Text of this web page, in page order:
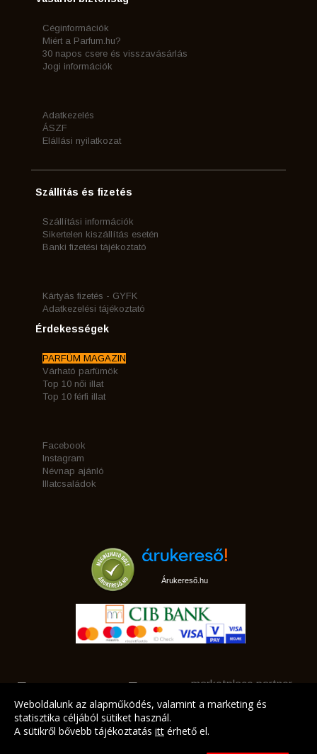
Céginformációk
Miért a Parfum.hu?
30 napos csere és visszavásárlás
Jogi információk
Adatkezelés
ÁSZF
Elállási nyilatkozat
Szállítás és fizetés
Szállítási információk
Sikertelen kiszállítás esetén
Banki fizetési tájékoztató
Kártyás fizetés - GYFK
Adatkezelési tájékoztató
Érdekességek
PARFÜM MAGAZIN
Várható parfümök
Top 10 női illat
Top 10 férfi illat
Facebook
Instagram
Névnap ajánló
Illatcsaládok
Árukereső.hu
marketplace partner
Weboldalunk az alapműködés, valamint a marketing és
statisztika céljából sütiket használ.
A sütikről bővebb tájékoztatás itt érhető el.